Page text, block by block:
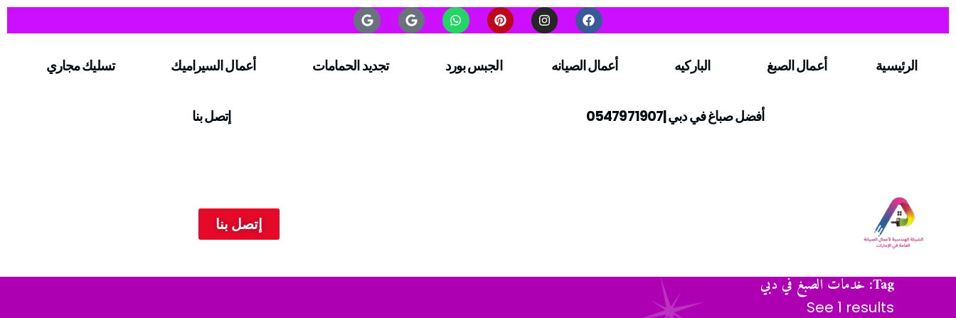
الرئيسية أعمال الصبغ الباركيه أعمال الصيانه الجبس بورد تجديد الحمامات أعمال السيراميك تسليك مجاري
أفضل صباغ في دبي |0547971907 إتصل بنا
إتصل بنا
Tag: خدمات الصبغ في دبي
See 1 results